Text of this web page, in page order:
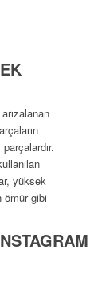
yüksek
ömür gibi